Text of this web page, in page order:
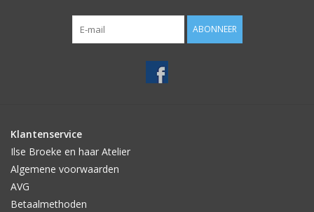
ABONNEER
Klantenservice
Ilse Broeke en haar Atelier
Algemene voorwaarden
AVG
Betaalmethoden